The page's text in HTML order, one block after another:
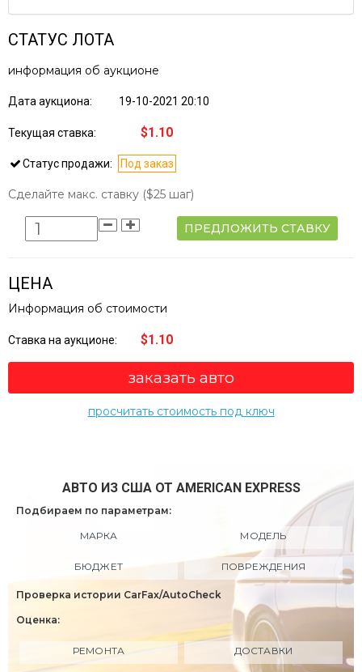
СТАТУС ЛОТА
информация об аукционе
Дата аукциона: 19-10-2021 20:10
Текущая ставка: $1.10
Статус продажи: Под заказ
Сделайте макс. ставку ($25 шаг)
ПРЕДЛОЖИТЬ СТАВКУ
ЦЕНА
Информация об стоимости
Ставка на аукционе: $1.10
заказать авто
просчитать стоимость под ключ
АВТО ИЗ США ОТ AMERICAN EXPRESS
Подбираем по параметрам:
МАРКА МОДЕЛЬ
БЮДЖЕТ ПОВРЕЖДЕНИЯ
Проверка истории CarFax/AutoCheck
Оценка:
РЕМОНТА ДОСТАВКИ